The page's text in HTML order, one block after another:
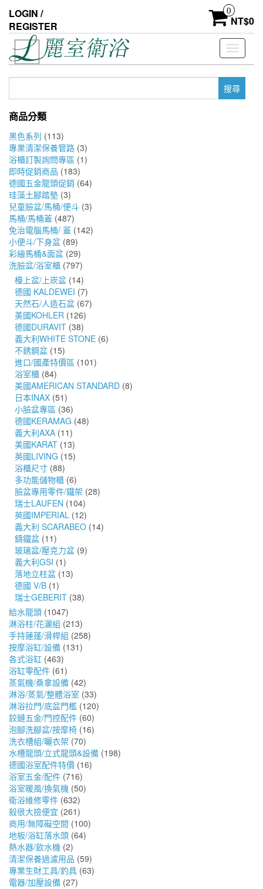
the
content
LOGIN /
REGISTER
0
NT$0
Toggle
鍵
商品分類
黑色系列 (113)
專業清潔保養管路 (3)
浴櫃訂製詢問專區 (1)
即時促銷商品 (183)
德國五金龍頭促銷 (64)
珪藻土腳踏墊 (3)
兒童臉盆/馬桶/便斗 (3)
馬桶/馬桶蓋 (487)
免治電腦馬桶/ 蓋 (142)
小便斗/下身盆 (89)
彩繪馬桶&面盆 (29)
洗臉盆/浴室櫃 (797)
檯上盆/上崁盆 (14)
德國 KALDEWEI (7)
天然石/人造石盆 (67)
美國KOHLER (126)
德國DURAVIT (38)
義大利WHITE STONE (6)
不銹鋼盆 (15)
進口/國產特價區 (101)
浴室櫃 (84)
美國AMERICAN STANDARD (8)
日本INAX (51)
小臉盆專區 (36)
德國KERAMAG (48)
義大利AXA (11)
美國KARAT (13)
英國LIVING (15)
浴櫃尺寸 (88)
多功能儲物櫃 (6)
臉盆專用零件/鐵架 (28)
瑞士LAUFEN (104)
英國IMPERIAL (12)
義大利 SCARABEO (14)
鑄鐵盆 (11)
玻璃盆/壓克力盆 (9)
義大利GSI (1)
落地立柱盆 (13)
德國 V/B (1)
瑞士GEBERIT (38)
給水龍頭 (1047)
淋浴柱/花灑組 (213)
手持蓮蓬/滑桿組 (258)
按摩浴缸/設備 (131)
各式浴缸 (463)
浴缸零配件 (61)
蒸氣機/桑拿設備 (42)
淋浴/蒸氣/整體浴室 (33)
淋浴拉門/底盆門檻 (120)
鉸鏈五金/門控配件 (60)
泡腳洗腳盆/按摩椅 (16)
洗衣槽組/曬衣架 (70)
水槽龍頭/立式龍頭&設備 (198)
德國浴室配件特價 (16)
浴室五金/配件 (716)
浴室暖風/換氣機 (50)
衛浴維修零件 (632)
殺很大撿便宜 (261)
商用/無障礙空間 (100)
地板/浴缸落水頭 (64)
熱水器/飲水機 (2)
清潔保養過濾用品 (59)
專業生財工具/釣具 (63)
電器/加壓設備 (27)